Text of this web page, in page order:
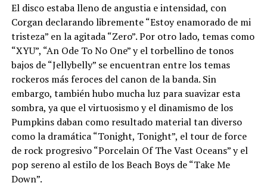
El disco estaba lleno de angustia e intensidad, con
Corgan declarando libremente “Estoy enamorado de mi
tristeza” en la agitada “Zero”. Por otro lado, temas como
“XYU”, “An Ode To No One” y el torbellino de tonos
bajos de “Jellybelly” se encuentran entre los temas
rockeros más feroces del canon de la banda. Sin
embargo, también hubo mucha luz para suavizar esta
sombra, ya que el virtuosismo y el dinamismo de los
Pumpkins daban como resultado material tan diverso
como la dramática “Tonight, Tonight”, el tour de force
de rock progresivo “Porcelain Of The Vast Oceans” y el
pop sereno al estilo de los Beach Boys de “Take Me
Down”.